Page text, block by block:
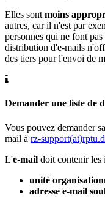
Elles sont moins
autres, car il n'est par
personnes qui ne font
distribution d'e-mails
des tiers pour l'envoi de
Demander une liste de
Vous pouvez demander
mail à rz-
L'e-mail doit contenir les
unité
adresse e-mail